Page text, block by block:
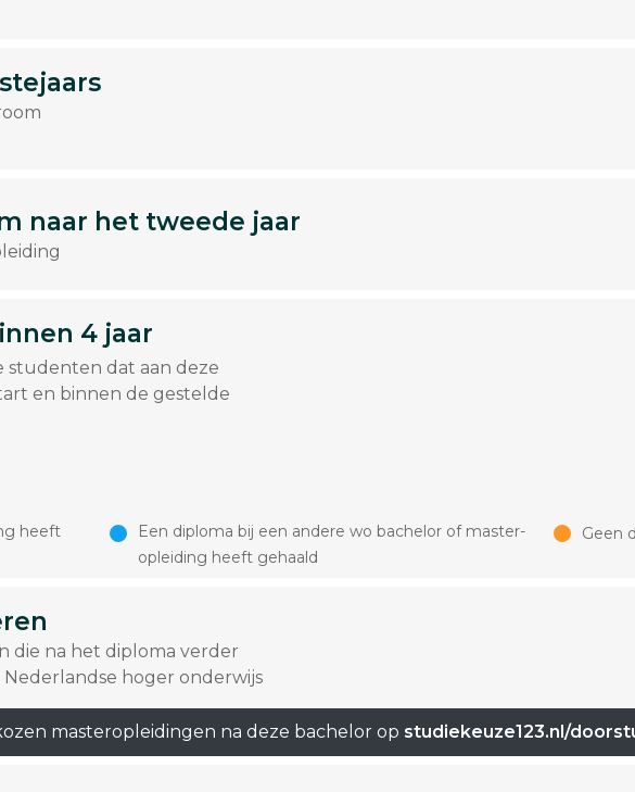
naar het tweede jaar
4 jaar
studenten dat aan deze
en binnen de gestelde
heeft
Een diploma bij een andere wo bachelor of master-
opleiding heeft gehaald
Geen
die na het diploma verder
hoger onderwijs
masteropleidingen na deze bachelor op studiekeuze123.nl/